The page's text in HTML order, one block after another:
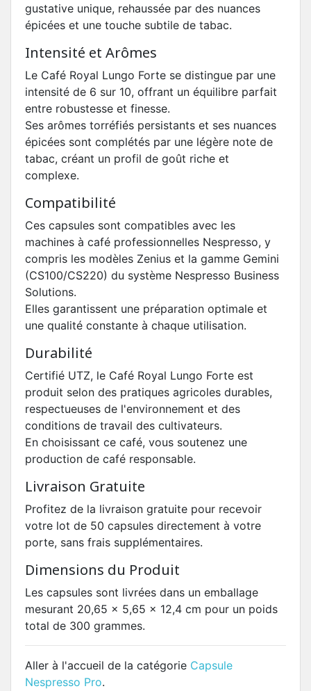
gustative unique, rehaussée par des nuances
épicées et une touche subtile de tabac.
Intensité et Arômes
Le Café Royal Lungo Forte se distingue par une
intensité de 6 sur 10, offrant un équilibre parfait
entre robustesse et finesse.
Ses arômes torréfiés persistants et ses nuances
épicées sont complétés par une légère note de
tabac, créant un profil de goût riche et
complexe.
Compatibilité
Ces capsules sont compatibles avec les
machines à café professionnelles Nespresso, y
compris les modèles Zenius et la gamme Gemini
(CS100/CS220) du système Nespresso Business
Solutions.
Elles garantissent une préparation optimale et
une qualité constante à chaque utilisation.
Durabilité
Certifié UTZ, le Café Royal Lungo Forte est
produit selon des pratiques agricoles durables,
respectueuses de l'environnement et des
conditions de travail des cultivateurs.
En choisissant ce café, vous soutenez une
production de café responsable.
Livraison Gratuite
Profitez de la livraison gratuite pour recevoir
votre lot de 50 capsules directement à votre
porte, sans frais supplémentaires.
Dimensions du Produit
Les capsules sont livrées dans un emballage
mesurant 20,65 x 5,65 x 12,4 cm pour un poids
total de 300 grammes.
Aller à l'accueil de la catégorie Capsule
Nespresso Pro.